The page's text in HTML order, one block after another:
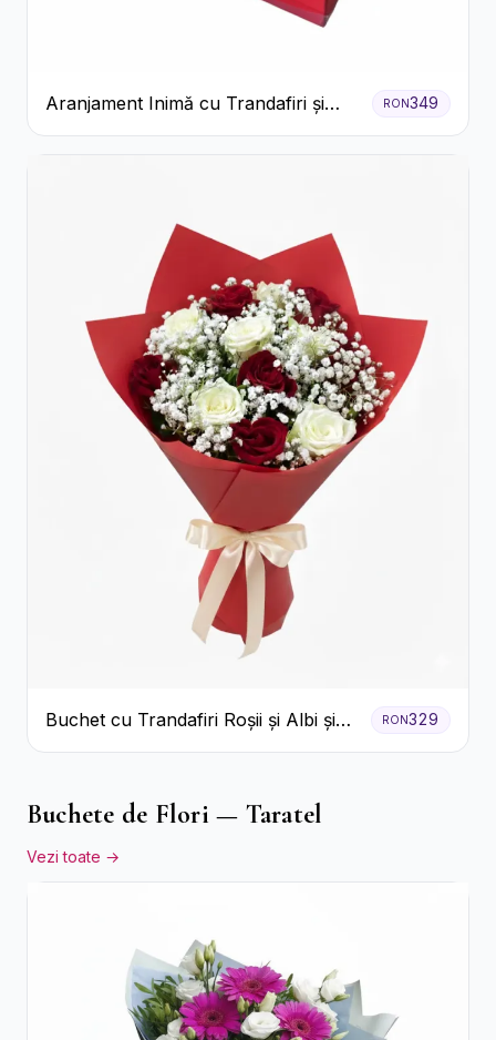
Aranjament Inimă cu Trandafiri și
Praline Ferrero
RON349
Buchet cu Trandafiri Roșii și Albi și
Gypsophila
RON329
Buchete de Flori — Taratel
Vezi toate →